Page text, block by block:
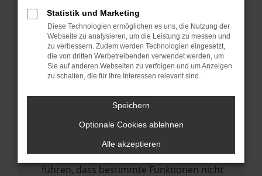
anderen Browser oder in einem privaten
Fenster?
Starte dein Gerät neu.
Das kann manchmal helfen,
vorübergehende Probleme zu beheben.
Stelle sicher, dass dein Browser und dein
Betriebssystem auf dem neuesten Stand
Veraltete Software birgt nicht nur ein
Sicherheitsrisiko, sondern kann auch dazu
führen, dass bestimmte Funktionen nicht
Statistik und Marketing
Diese Technologien ermöglichen es uns, die Nutzung der
Webseite zu analysieren, um die Leistung zu messen und
zu verbessern. Zudem werden Technologien eingesetzt,
die von dritten Werbetreibenden verwendet werden, um
Sie auf anderen Webseiten zu verfolgen und um Anzeigen
zu schalten, die für Ihre Interessen relevant sind.
Speichern
Optionale Cookies ablehnen
Alle akzeptieren